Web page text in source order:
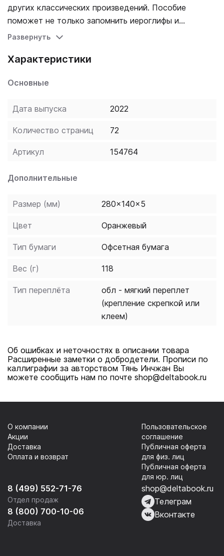
других классических произведений. Пособие
поможет не только запомнить иероглифы и
обогатить словарный запас, но и познакомит с
Развернуть
Характеристики
Основные
Дата выпуска 2022
Количество страниц 72
Артикул 154764
Дополнительные
Размер (мм) 280x140x5
Цвет Оранжевый
Тип бумаги Офсетная бумага
Вес (г) 118
Тип переплёта
обл - мягкий переплет
(крепление скрепкой или
клеем)
Об ошибках и неточностях в описании товара
Расширенные заметки о добродетели. Прописи по
каллиграфии за авторством Тянь Инчжан Вы
можете сообщить нам по почте shop@deltabook.ru
8 (499) 552-71-76
Отдел продаж
8 (800) 700-10-06
Доставка
О компании
Акции
Доставка
Оплата и возврат
Пользовательское
соглашение
Публичная оферта
для физ. лиц
Публичная оферта
для юр. лиц
shop@deltabook.ru
Телеграм
Вконтакте